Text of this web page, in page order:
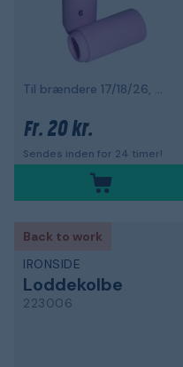
Til brændere 17/18/26, Stora Linde
Fr. 20 kr.
Sendes inden for 24 timer!
Back to work
IRONSIDE
Loddekolbe
223006